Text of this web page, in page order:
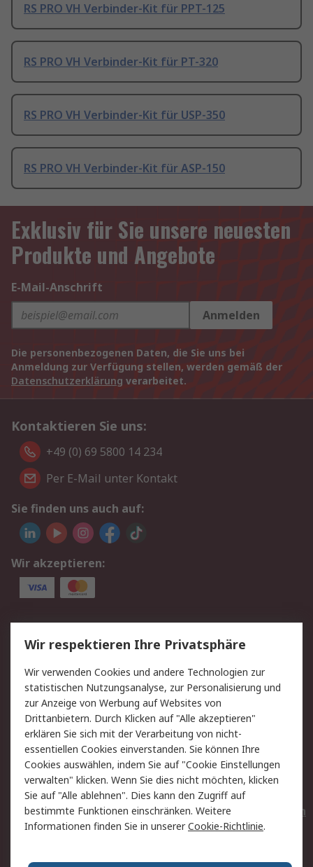
RS PRO VH Verbinder-Kit für PPT-125
RS PRO VH Verbinder-Kit für PT-320
RS PRO VH Verbinder-Kit für USP-350
RS PRO VH Verbinder-Kit für ASP-150
Exklusiv für Sie unsere neuesten
Produkte und Angebote
E-Mail-Anschrift
Anmelden
Die personenbezogenen Daten, die Sie uns bei
Anmeldung zur Verfügung stellen, werden gemäß der
Datenschutzerklärung verarbeitet.
Kontaktieren Sie uns:
+49 (0) 69 5800 14 234
Per E-Mail unter Kontakt
Sie finden uns auch auf:
Wir akzeptieren:
Service
Value Added Services
Lieferlösungen
Rücksendungen
Kontakt
Hilfe
Privatkunden
Rechtliches
AGB
Datenschutz
Cookie-Richtlinie
Zahlungsbedingungen
Copyright/Impressum
Entsorgung
Elektrogeräte/Batterien
Wir respektieren Ihre Privatsphäre
Wir verwenden Cookies und andere Technologien zur
statistischen Nutzungsanalyse, zur Personalisierung und
zur Anzeige von Werbung auf Websites von
Drittanbietern. Durch Klicken auf "Alle akzeptieren"
erklären Sie sich mit der Verarbeitung von nicht-
essentiellen Cookies einverstanden. Sie können Ihre
Cookies auswählen, indem Sie auf "Cookie Einstellungen
verwalten" klicken. Wenn Sie dies nicht möchten, klicken
Sie auf "Alle ablehnen". Dies kann den Zugriff auf
bestimmte Funktionen einschränken. Weitere
Informationen finden Sie in unsererCookie-Richtlinie.